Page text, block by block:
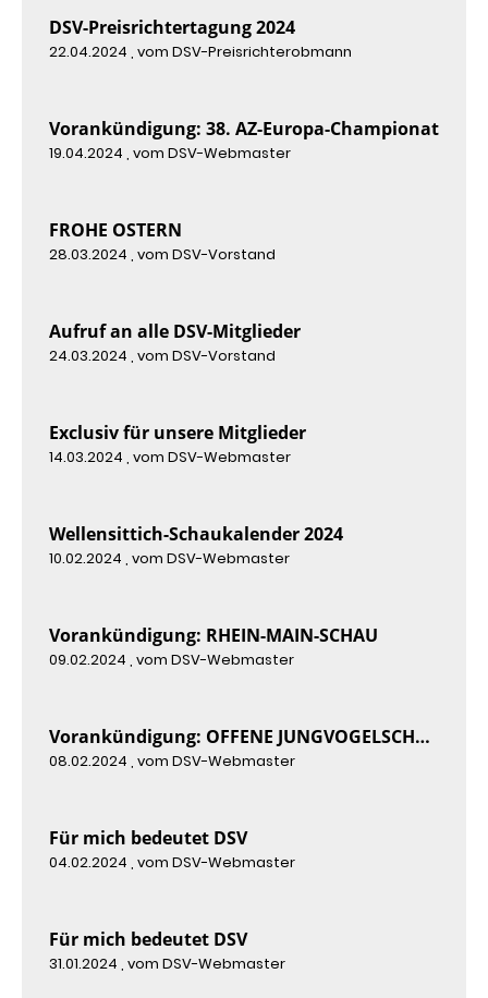
DSV-Preisrichtertagung 2024
22.04.2024 , vom DSV-Preisrichterobmann
Vorankündigung: 38. AZ-Europa-Championat
19.04.2024 , vom DSV-Webmaster
FROHE OSTERN
28.03.2024 , vom DSV-Vorstand
Aufruf an alle DSV-Mitglieder
24.03.2024 , vom DSV-Vorstand
Exclusiv für unsere Mitglieder
14.03.2024 , vom DSV-Webmaster
Wellensittich-Schaukalender 2024
10.02.2024 , vom DSV-Webmaster
Vorankündigung: RHEIN-MAIN-SCHAU
09.02.2024 , vom DSV-Webmaster
Vorankündigung: OFFENE JUNGVOGELSCHAU
08.02.2024 , vom DSV-Webmaster
Für mich bedeutet DSV
04.02.2024 , vom DSV-Webmaster
Für mich bedeutet DSV
31.01.2024 , vom DSV-Webmaster